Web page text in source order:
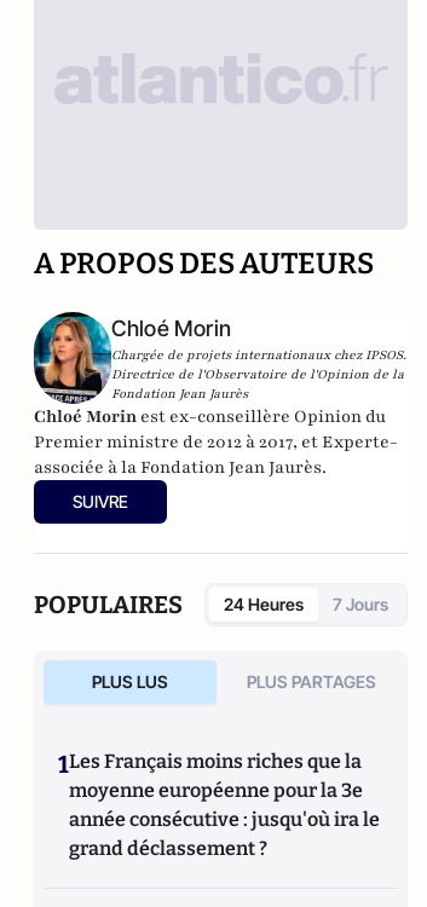
A PROPOS DES AUTEURS
Chloé Morin
Chargée de projets internationaux chez IPSOS.
Directrice de l'Observatoire de l'Opinion de la
Fondation Jean Jaurès
Chloé Morin est ex-conseillère Opinion du
Premier ministre de 2012 à 2017, et Experte-
associée à la Fondation Jean Jaurès.
SUIVRE
POPULAIRES 24 Heures 7 Jours
PLUS LUS PLUS PARTAGES
1Les Français moins riches que la
moyenne européenne pour la 3e
année consécutive : jusqu'où ira le
grand déclassement ?